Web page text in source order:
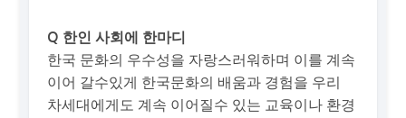
Q 한인 사회에 한마디
한국 문화의 우수성을 자랑스러워하며 이를 계속
이어 갈수있게 한국문화의 배움과 경험을 우리
차세대에게도 계속 이어질수 있는 교육이나 환경